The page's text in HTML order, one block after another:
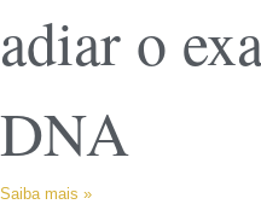
adiar o
DNA
Saiba mais »